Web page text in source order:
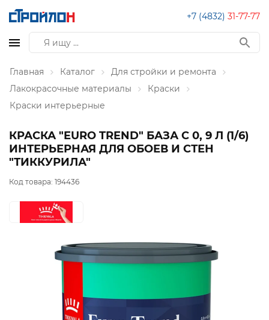
+7 (4832) 31-77-77
Главная Каталог
Для стройки и ремонта
Лакокрасочные материалы
Краски
Краски интерьерные
КРАСКА "EURO TREND" БАЗА С 0, 9 Л (1/6)
ИНТЕРЬЕРНАЯ ДЛЯ ОБОЕВ И СТЕН
"ТИККУРИЛА"
Код товара: 194436